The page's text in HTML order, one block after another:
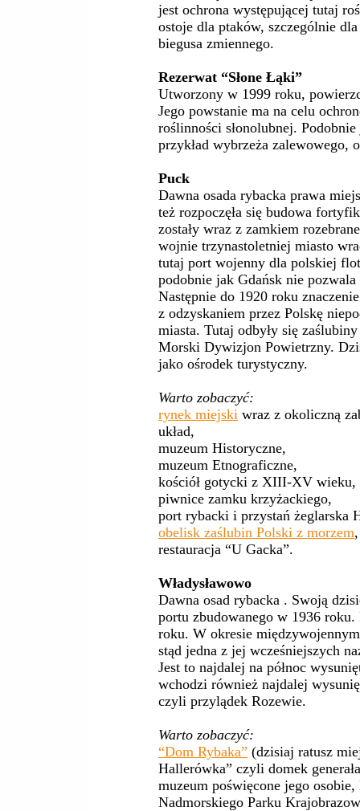
jest ochrona występującej tutaj
ostoje dla ptaków, szczególnie
biegusa zmiennego.
Rezerwat “Słone Łąki”
Utworzony w 1999 roku,
Jego powstanie ma na celu
roślinności słonolubnej.
przykład wybrzeża zalewowego,
Puck
Dawna osada rybacka prawa
też rozpoczęła się budowa
zostały wraz z zamkiem
wojnie trzynastoletniej miasto
tutaj port wojenny dla polskiej
podobnie jak Gdańsk nie
Następnie do 1920 roku
z odzyskaniem przez Polskę
miasta. Tutaj odbyły się
Morski Dywizjon Powietrzny.
jako ośrodek turystyczny.
Warto zobaczyć:
rynek miejski wraz z okoliczną
układ,
muzeum Historyczne,
muzeum Etnograficzne,
kościół gotycki z XIII-XV wieku,
piwnice zamku krzyżackiego,
port rybacki i przystań żeglarska
obelisk zaślubin Polski z morzem,
restauracja “U Gacka”.
Władysławowo
Dawna osad rybacka . Swoją
portu zbudowanego w 1936
roku. W okresie
stąd jedna z jej wcześniejszych
Jest to najdalej na północ
wchodzi również najdalej
czyli przylądek Rozewie.
Warto zobaczyć:
“Dom Rybaka” (dzisiaj ratusz
Hallerówka” czyli domek
muzeum poświęcone jego
Nadmorskiego Parku